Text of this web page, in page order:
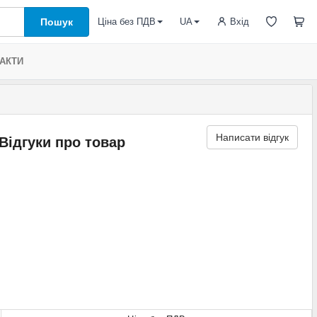
Пошук Вхід
Ціна без ПДВ UA
Відгуки про товар Написати відгук